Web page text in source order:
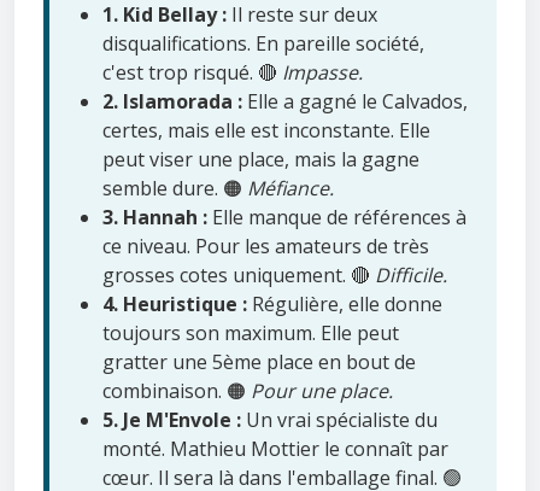
1. Kid Bellay : Il reste sur deux
disqualifications. En pareille société,
c'est trop risqué. 🔴 Impasse.
2. Islamorada : Elle a gagné le Calvados,
certes, mais elle est inconstante. Elle
peut viser une place, mais la gagne
semble dure. 🟠 Méfiance.
3. Hannah : Elle manque de références à
ce niveau. Pour les amateurs de très
grosses cotes uniquement. 🔴 Difficile.
4. Heuristique : Régulière, elle donne
toujours son maximum. Elle peut
gratter une 5ème place en bout de
combinaison. 🟠 Pour une place.
5. Je M'Envole : Un vrai spécialiste du
monté. Mathieu Mottier le connaît par
cœur. Il sera là dans l'emballage final. 🟢